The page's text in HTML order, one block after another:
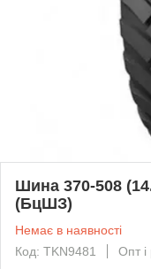
Шина 370-508
(БцШЗ)
Немає в наявності
Код: TKN9481
Опт і